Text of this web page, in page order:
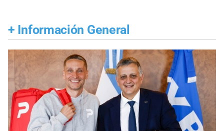
+ Información General